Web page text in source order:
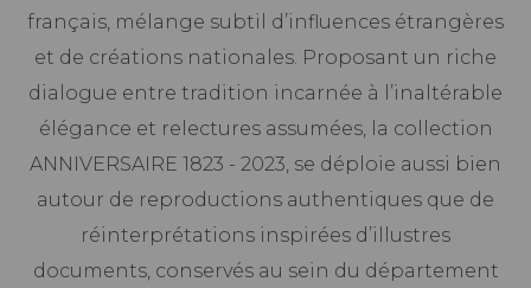
français, mélange subtil d’influences étrangères
et de créations nationales. Proposant un riche
dialogue entre tradition incarnée à l’inaltérable
élégance et relectures assumées, la collection
ANNIVERSAIRE 1823 - 2023, se déploie aussi bien
autour de reproductions authentiques que de
réinterprétations inspirées d’illustres
documents, conservés au sein du département